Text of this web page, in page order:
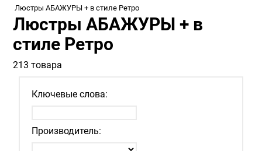
Люстры АБАЖУРЫ + в стиле Ретро
Люстры АБАЖУРЫ + в
стиле Ретро
213 товара
Ключевые слова:
Производитель: